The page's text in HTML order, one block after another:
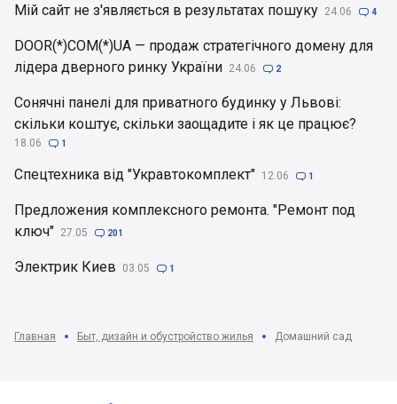
Мій сайт не з'являється в результатах пошуку 24.06  4
DOOR(*)COM(*)UA — продаж стратегічного домену для
лідера дверного ринку України 24.06  2
Сонячні панелі для приватного будинку у Львові:
скільки коштує, скільки заощадите і як це працює?
18.06  1
Спецтехника від "Укравтокомплект" 12.06  1
Предложения комплексного ремонта. "Ремонт под
ключ" 27.05  201
Электрик Киев 03.05  1
Главная Быт, дизайн и обустройство жилья Домашний сад